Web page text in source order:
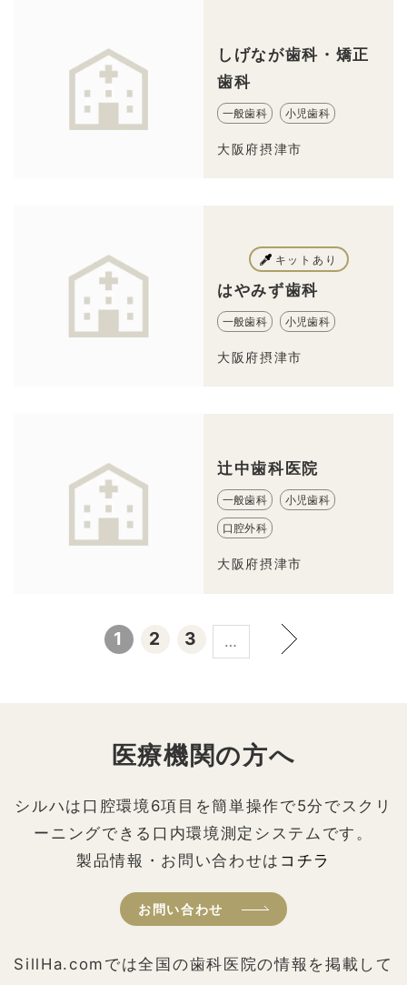
しげなが歯科・矯正
歯科
一般歯科 小児歯科
大阪府摂津市
キットあり
はやみず歯科
一般歯科 小児歯科
大阪府摂津市
辻中歯科医院
一般歯科 小児歯科
口腔外科
大阪府摂津市
1 2 3 …
医療機関の方へ
シルハは口腔環境6項目を簡単操作で5分でスクリ
ーニングできる口内環境測定システムです。
製品情報・お問い合わせは コチラ
お問い合わせ
SillHa.comでは全国の歯科医院の情報を掲載して